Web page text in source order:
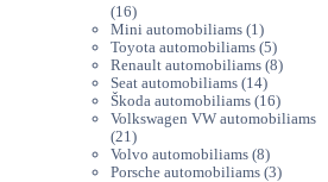
1616
produktų
Mini automobiliams 1 1
produktas
Toyota automobiliams 55
produktai
Renault automobiliams 88
Seat automobiliams 1414
produktų
Škoda automobiliams 1616
produktų
Volkswagen VW automobiliams
21 21
produktas
Volvo automobiliams 88
produktai
Porsche automobiliams 33